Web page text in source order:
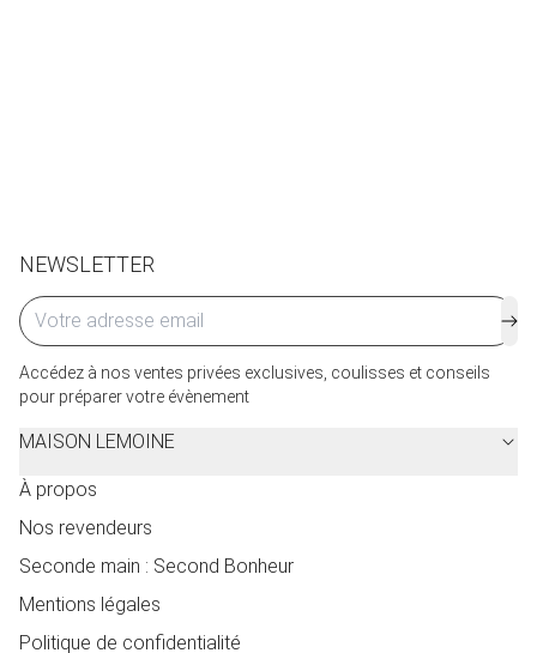
NEWSLETTER
Accédez à nos ventes privées exclusives, coulisses et conseils
pour préparer votre évènement
MAISON LEMOINE
À propos
Nos revendeurs
Seconde main : Second Bonheur
Mentions légales
Politique de confidentialité